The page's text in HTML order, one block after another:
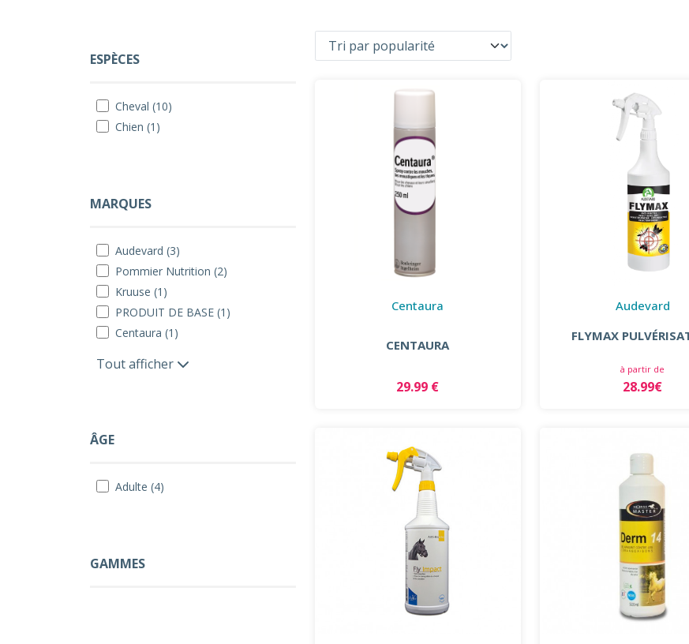
ESPÈCES
Cheval (10)
Chien (1)
MARQUES
Audevard (3)
Pommier Nutrition (2)
Kruuse (1)
PRODUIT DE BASE (1)
Centaura (1)
Tout afficher
ÂGE
Adulte (4)
GAMMES
Centaura
CENTAURA
29.99 €
Audevard
FLYMAX
à partir de
28.99€